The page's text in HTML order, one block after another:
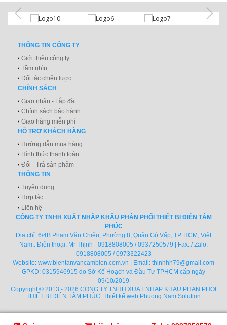
THÔNG TIN CÔNG TY
Giới thiệu công ty
Tầm nhìn
Đối tác chiến lược
CHÍNH SÁCH
Giao nhận - Lắp đặt
Chính sách bảo hành
Giao hàng miễn phí
HỖ TRỢ KHÁCH HÀNG
Hướng dẫn mua hàng
Hình thức thanh toán
Đổi - Trả sản phẩm
THÔNG TIN
Tuyển dụng
Hợp tác
Liên hệ
CÔNG TY TNHH XUẤT NHẬP KHẨU PHÂN PHỐI THIẾT BỊ ĐIỆN TÂM
PHÚC
Địa chỉ: 6/4B Phạm Văn Chiêu, Phường 8, Quận Gò Vấp, TP. HCM, Việt
Nam.. Điện thoại: Mr Thịnh - 0918808005 / 0937250579 | Fax: / Zalo:
0918808005 / 0973322423
Website: www.bientanvancambien.com.vn | Email: thinhhh79@gmail.com
GPKD: 0315946915 do Sở Kế Hoạch và Đầu Tư TPHCM cấp ngày
09/10/2019
Copyright © 2013 - 2026 CÔNG TY TNHH XUẤT NHẬP KHẨU PHÂN PHỐI
THIẾT BỊ ĐIỆN TÂM PHÚC. Thiết kế web Phuong Nam Solution